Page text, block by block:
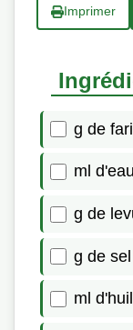
Imprimer
g de
ml
g de
g de
ml